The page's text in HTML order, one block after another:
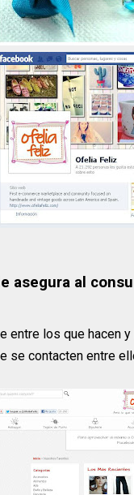
asegura al
entre los que hacen
se contacten entre